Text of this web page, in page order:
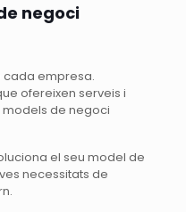
negoci
cada empresa.
ofereixen serveis i
de negoci
el seu model de
necessitats de